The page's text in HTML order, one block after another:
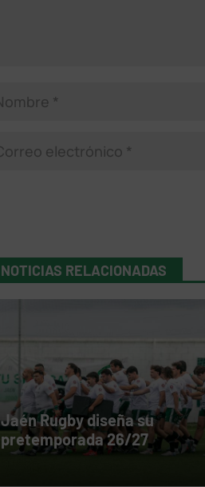
NOTICIAS RELACIONADAS
Jaén Rugby diseña su
pretemporada 26/27